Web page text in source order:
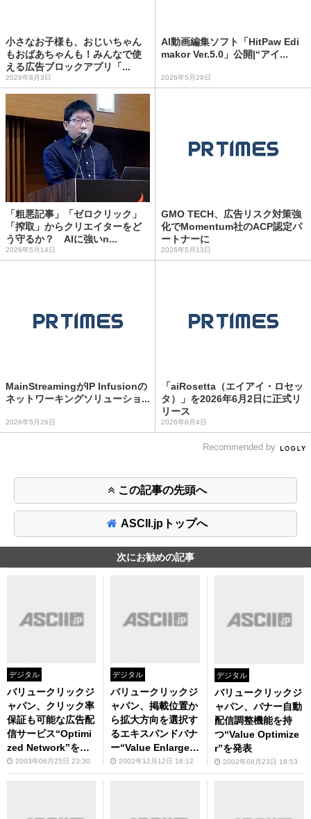
小さなお子様も、おじいちゃん
もおばあちゃんも！みんなで使
える広告ブロックアプリ「...
2026年8月3日
AI動画編集ソフト「HitPaw Edi
makor Ver.5.0」公開|“アイ...
2026年5月29日
「粗悪記事」「ゼロクリック」
「搾取」からクリエイターをど
う守るか？ AIに強いn...
2026年5月14日
GMO TECH、広告リスク対策強
化でMomentum社のACP認定パ
ートナーに
2026年5月13日
MainStreamingがIP Infusionの
ネットワーキングソリューショ...
2026年5月26日
「aiRosetta（エイアイ・ロセッ
タ）」を2026年6月2日に正式リ
リース
2026年6月4日
Recommended by
この記事の先頭へ
ASCII.jpトップへ
次にお勧めの記事
デジタル
バリュークリックジ
ャパン、クリック率
保証も可能な広告配
信サービス“Optimi
zed Network”を発
表2003年06月25日 23:30
デジタル
バリュークリックジ
ャパン、掲載位置か
ら拡大方向を選択す
るエキスパンドバナ
ー“Value Enlarge B
anner”を発表
2002年12月12日 18:12
デジタル
バリュークリックジ
ャパン、バナー自動
配信調整機能を持
つ“Value Optimize
r”を発表
2002年08月23日 18:53